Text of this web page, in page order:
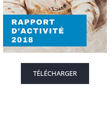
TÉLÉCHARGER